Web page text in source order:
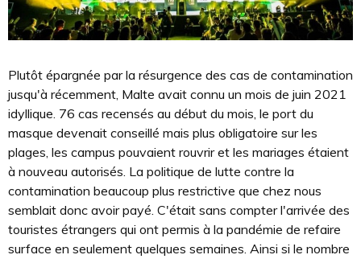
Plutôt épargnée par la résurgence des cas de contamination
jusqu'à récemment, Malte avait connu un mois de juin 2021
idyllique. 76 cas recensés au début du mois, le port du
masque devenait conseillé mais plus obligatoire sur les
plages, les campus pouvaient rouvrir et les mariages étaient
à nouveau autorisés. La politique de lutte contre la
contamination beaucoup plus restrictive que chez nous
semblait donc avoir payé. C'était sans compter l'arrivée des
touristes étrangers qui ont permis à la pandémie de refaire
surface en seulement quelques semaines. Ainsi si le nombre